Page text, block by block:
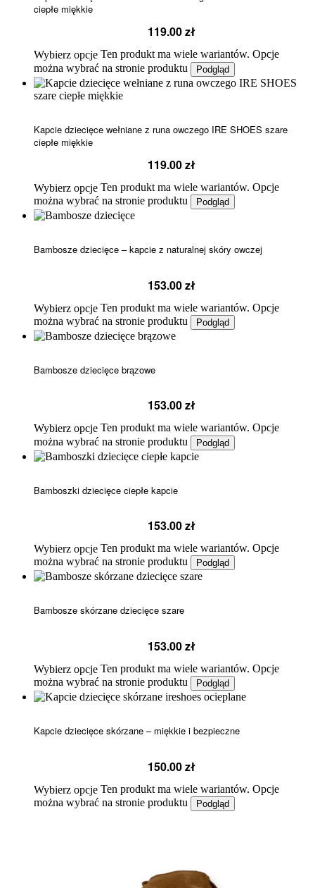
ciepłe miękkie
119.00zł
Wybierz opcje Ten produkt ma wiele wariantów. Opcje
można wybrać na stronie produktu
Podgląd
Kapcie dziecięce wełniane z runa owczego IRE SHOES szare
ciepłe miękkie
119.00zł
Wybierz opcje Ten produkt ma wiele wariantów. Opcje
można wybrać na stronie produktu
Podgląd
Bambosze dziecięce – kapcie z naturalnej skóry owczej
153.00zł
Wybierz opcje Ten produkt ma wiele wariantów. Opcje
można wybrać na stronie produktu
Podgląd
Bambosze dziecięce brązowe
153.00zł
Wybierz opcje Ten produkt ma wiele wariantów. Opcje
można wybrać na stronie produktu
Podgląd
Bamboszki dziecięce ciepłe kapcie
153.00zł
Wybierz opcje Ten produkt ma wiele wariantów. Opcje
można wybrać na stronie produktu
Podgląd
Bambosze skórzane dziecięce szare
153.00zł
Wybierz opcje Ten produkt ma wiele wariantów. Opcje
można wybrać na stronie produktu
Podgląd
Kapcie dziecięce skórzane – miękkie i bezpieczne
150.00zł
Wybierz opcje Ten produkt ma wiele wariantów. Opcje
można wybrać na stronie produktu
Podgląd